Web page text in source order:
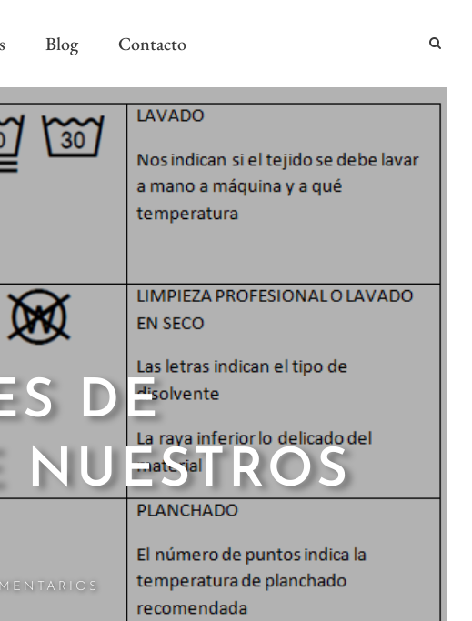
RIVIERA SS2024
Blog Contacto
DE